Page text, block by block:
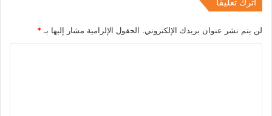
اترك تعليقاً
لن يتم نشر عنوان بريدك الإلكتروني. الحقول الإلزامية مشار إليها بـ *